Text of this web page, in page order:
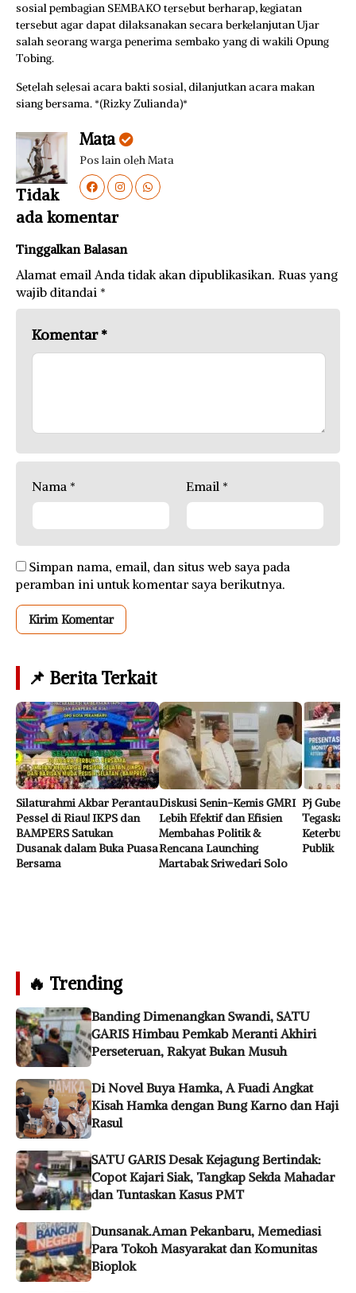
sosial pembagian SEMBAKO tersebut berharap, kegiatan
tersebut agar dapat dilaksanakan secara berkelanjutan Ujar
salah seorang warga penerima sembako yang di wakili Opung
Tobing.
Setelah selesai acara bakti sosial, dilanjutkan acara makan
siang bersama. *(Rizky Zulianda)*
Mata
Pos lain oleh Mata
Tidak
ada komentar
Tinggalkan Balasan
Alamat email Anda tidak akan dipublikasikan. Ruas yang
wajib ditandai *
Komentar*
Nama * Email *
Simpan nama, email, dan situs web saya pada
peramban ini untuk komentar saya berikutnya.
📌 Berita Terkait
Silaturahmi Akbar Perantau
Pessel di Riau! IKPS dan
BAMPERS Satukan
Dusanak dalam Buka Puasa
Bersama
Diskusi Senin-Kemis GMRI
Lebih Efektif dan Efisien
Membahas Politik &
Rencana Launching
Martabak Sriwedari Solo
Pj
Tegaskan
Publik
🔥 Trending
Banding Dimenangkan Swandi, SATU
GARIS Himbau Pemkab Meranti Akhiri
Perseteruan, Rakyat Bukan Musuh
Di Novel Buya Hamka, A Fuadi Angkat
Kisah Hamka dengan Bung Karno dan Haji
Rasul
SATU GARIS Desak Kejagung Bertindak:
Copot Kajari Siak, Tangkap Sekda Mahadar
dan Tuntaskan Kasus PMT
Dunsanak.Aman Pekanbaru, Memediasi
Para Tokoh Masyarakat dan Komunitas
Bioplok